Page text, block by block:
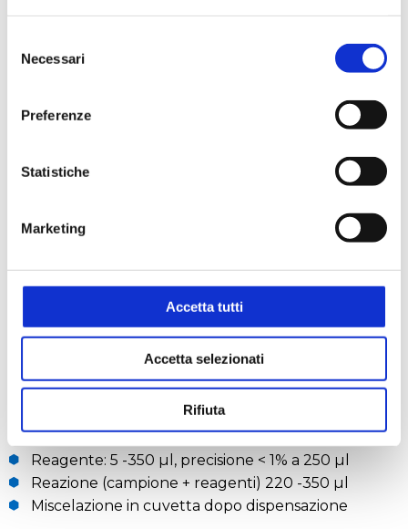
delNecessari
Preferenze
Statistiche
Marketing
Accetta tutti
Accetta selezionati
Rifiuta
rimuovere i test, effettuare la ripetizione automatica
reazione per singolo test.
8 calibratori per singolo test. Regressione lineare, non
lineare con tre modelli di estrapolazione dei dati:
Elaborazione dati:
Possibilità di ricalcolo dei risultati
Visualizzazione della nuova retta di regressione
prodotta dal ricalcolo.
le analisi riconducibili ad una determinazione
CARATTERISTICHE TECNICHE
Campione: 2 -300 µl, precisione 1% a 10 µl
Reagente: 5 -350 µl, precisione < 1% a 250 µl
Reazione (campione + reagenti) 220 -350 µl
Miscelazione in cuvetta dopo dispensazione